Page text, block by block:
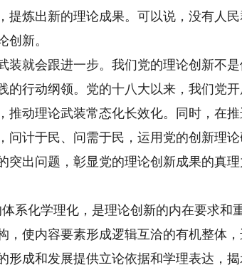
提炼出新的理论成果。可以说，没有人
创新。
就会跟进一步。我们党的理论创新不是
的行动纲领。党的十八大以来，我们党
推动理论武装常态化长效化。同时，在
问计于民、问需于民，运用党的创新理
出问题，彰显党的理论创新成果的真理
化学理化，是理论创新的内在要求和
，使内容要素形成逻辑互洽的有机整体
形成和发展提供立论依据和学理表达，